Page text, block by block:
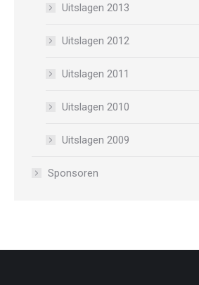
Uitslagen 2013
Uitslagen 2012
Uitslagen 2011
Uitslagen 2010
Uitslagen 2009
Sponsoren